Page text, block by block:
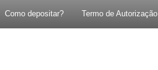
Como depositar? Termo de Autorização